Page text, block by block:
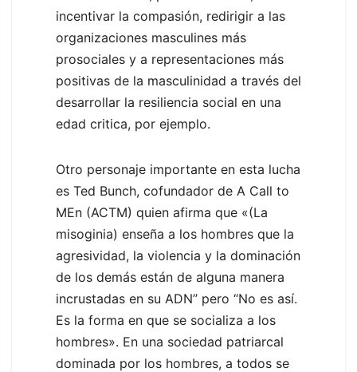
incentivar la compasión, redirigir a las
organizaciones masculines más
prosociales y a representaciones más
positivas de la masculinidad a través del
desarrollar la resiliencia social en una
edad critica, por ejemplo.
Otro personaje importante en esta lucha
es Ted Bunch, cofundador de A Call to
MEn (ACTM) quien afirma que «(La
misoginia) enseña a los hombres que la
agresividad, la violencia y la dominación
de los demás están de alguna manera
incrustadas en su ADN’’ pero “No es así.
Es la forma en que se socializa a los
hombres». En una sociedad patriarcal
dominada por los hombres, a todos se